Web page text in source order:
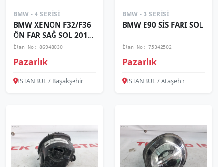
BMW - 4 SERISI
BMW XENON F32/F36
ÖN FAR SAĞ SOL 2014
VE ÜZERİ / KAMPANYA
İlan No: 86948030
Pazarlık
İSTANBUL / Başakşehir
BMW - 3 SERISI
BMW E90 SİS FARI SOL
İlan No: 75342502
Pazarlık
İSTANBUL / Ataşehir